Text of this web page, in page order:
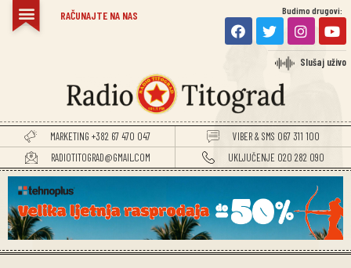
RAČUNAJTE NA NAS Budimo drugovi:
Slušaj uživo
MARKETING +382 67 470 047
VIBER & SMS 067 311 100
RADIOTITOGRAD@GMAIL.COM
UKLJUČENJE 020 282 090